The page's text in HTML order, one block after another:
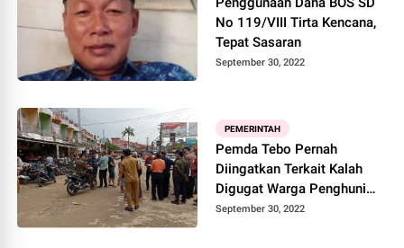
No 119/VIII Tirta Kencana,
Tepat Sasaran
September 30, 2022
PEMERINTAH
Pemda Tebo Pernah
Diingatkan Terkait Kalah
Digugat Warga Penghuni
Ruko 44
September 30, 2022